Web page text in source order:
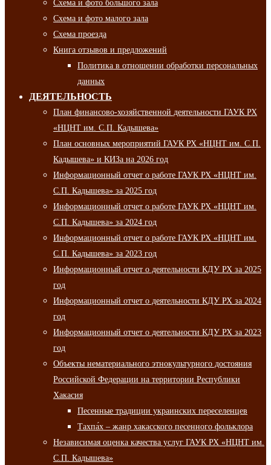
Схема и фото большого зала
Схема и фото малого зала
Схема проезда
Книга отзывов и предложений
Политика в отношении обработки персональных
данных
ДЕЯТЕЛЬНОСТЬ
План финансово-хозяйственной деятельности ГАУК РХ
«НЦНТ им. С.П. Кадышева»
План основных мероприятий ГАУК РХ «НЦНТ им. С.П.
Кадышева» и КИЗа на 2026 год
Информационный отчет о работе ГАУК РХ «НЦНТ им.
С.П. Кадышева» за 2025 год
Информационный отчет о работе ГАУК РХ «НЦНТ им.
С.П. Кадышева» за 2024 год
Информационный отчет о работе ГАУК РХ «НЦНТ им.
С.П. Кадышева» за 2023 год
Информационный отчет о деятельности КДУ РХ за 2025
год
Информационный отчет о деятельности КДУ РХ за 2024
год
Информационный отчет о деятельности КДУ РХ за 2023
год
Объекты нематериального этнокультурного достояния
Российской Федерации на территории Республики
Хакасия
Песенные традиции украинских переселенцев
Тахпа́х – жанр хакасского песенного фольклора
Независимая оценка качества услуг ГАУК РХ «НЦНТ им.
С.П. Кадышева»